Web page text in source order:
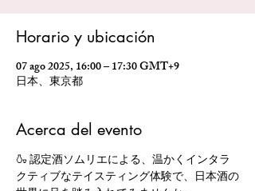
Horario y ubicación
07 ago 2025, 16:00 – 17:30 GMT+9
日本、東京都
Acerca del evento
🍶 認定酒ソムリエによる、温かくインタラ
クティブなテイスティング体験で、日本酒の